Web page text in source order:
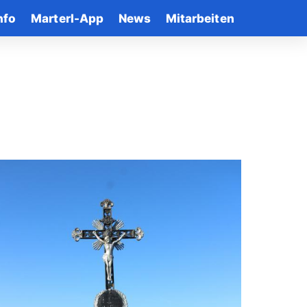
Marterl-App News Mitarbeiten